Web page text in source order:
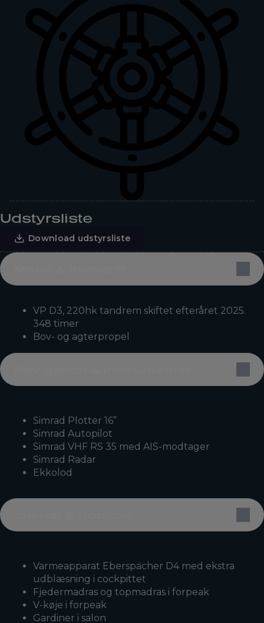
Udstyrsliste
Download udstyrsliste
VP D3, 220hk tandrem skiftet efteråret 2025.
348 timer
Bov- og agterpropel
Simrad Plotter 16”
Simrad Autopilot
Simrad VHF RS 35 med AIS-modtager
Simrad Radar
Ekkolod
Varmeapparat Eberspächer D4 med ekstra
udblæsning i cockpittet
Fjedermadras og topmadras i forpeak
V-køje i forpeak
Gardiner i salon